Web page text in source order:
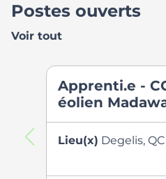
Postes ouverts
Voir tout
Apprenti.e -
éolien
Lieu(x) Degelis, QC